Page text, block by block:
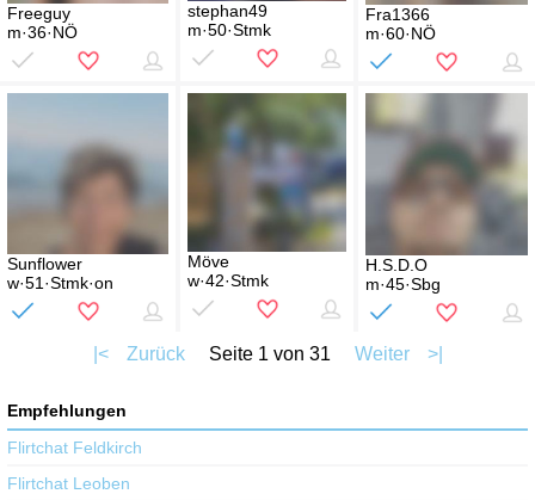
Freeguy
m·36·NÖ
stephan49
m·50·Stmk
Fra1366
m·60·NÖ
Sunflower
w·51·Stmk·on
Möve
w·42·Stmk
H.S.D.O
m·45·Sbg
|< Zurück Seite 1 von 31 Weiter >|
Empfehlungen
Flirtchat Feldkirch
Flirtchat Leoben